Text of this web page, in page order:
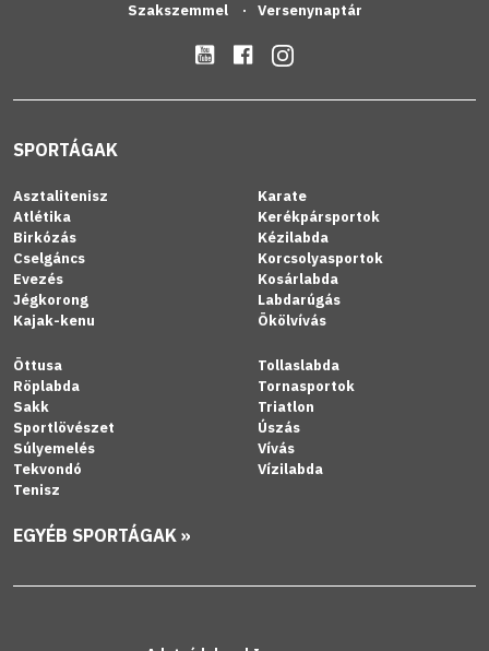
Szakszemmel Versenynaptár
SPORTÁGAK
Asztalitenisz
Atlétika
Birkózás
Cselgáncs
Evezés
Jégkorong
Kajak-kenu
Karate
Kerékpársportok
Kézilabda
Korcsolyasportok
Kosárlabda
Labdarúgás
Ökölvívás
Öttusa
Röplabda
Sakk
Sportlövészet
Súlyemelés
Tekvondó
Tenisz
Tollaslabda
Tornasportok
Triatlon
Úszás
Vívás
Vízilabda
EGYÉB SPORTÁGAK »